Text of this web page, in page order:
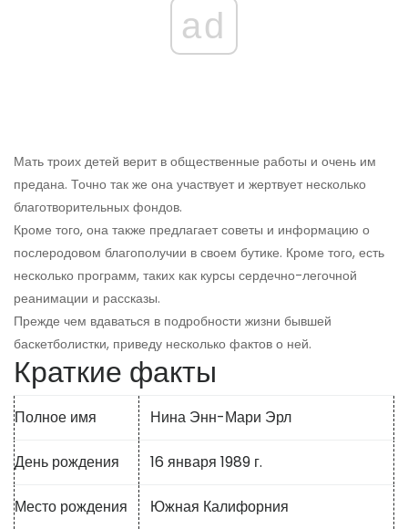
ad
Мать троих детей верит в общественные работы и очень им
предана. Точно так же она участвует и жертвует несколько
благотворительных фондов.
Кроме того, она также предлагает советы и информацию о
послеродовом благополучии в своем бутике. Кроме того, есть
несколько программ, таких как курсы сердечно-легочной
реанимации и рассказы.
Прежде чем вдаваться в подробности жизни бывшей
баскетболистки, приведу несколько фактов о ней.
Краткие факты
Полное имя Нина Энн-Мари Эрл
День рождения 16 января 1989 г.
Место рождения Южная Калифорния